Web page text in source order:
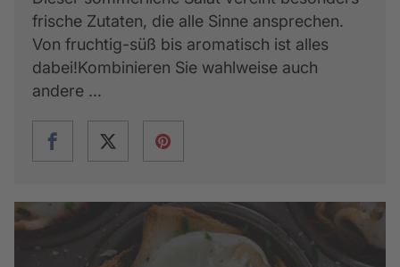
frische Zutaten, die alle Sinne ansprechen.
Von fruchtig-süß bis aromatisch ist alles
dabei!Kombinieren Sie wahlweise auch
andere ...